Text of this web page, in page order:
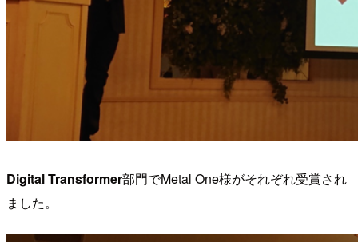
Digital Transformer部門でMetal One様がそれぞれ受賞され
ました。